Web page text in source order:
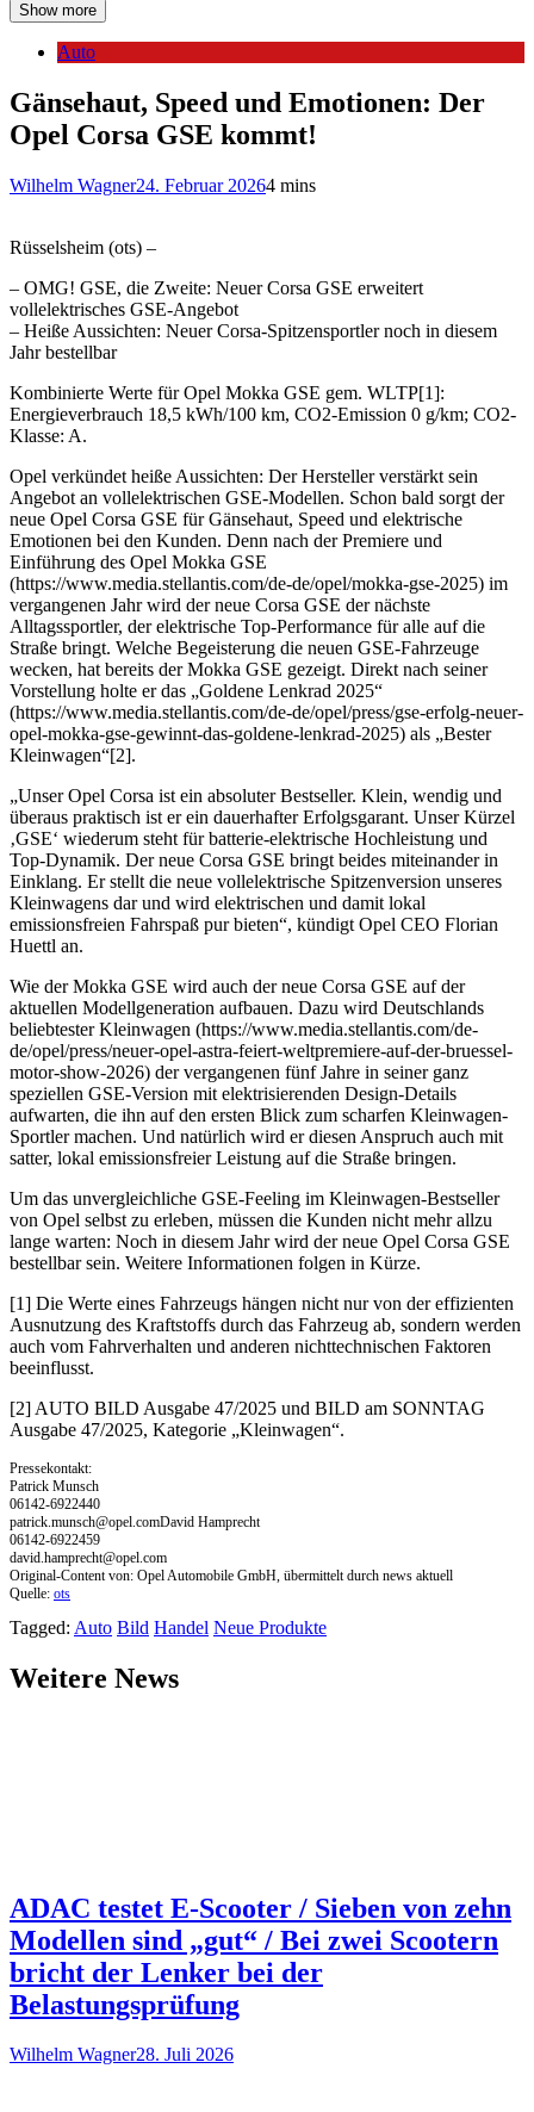
Show more
Auto
Gänsehaut, Speed und Emotionen: Der
Opel Corsa GSE kommt!
Wilhelm Wagner24. Februar 20264 mins
Rüsselsheim (ots) –
– OMG! GSE, die Zweite: Neuer Corsa GSE erweitert
vollelektrisches GSE-Angebot
– Heiße Aussichten: Neuer Corsa-Spitzensportler noch in diesem
Jahr bestellbar
Kombinierte Werte für Opel Mokka GSE gem. WLTP[1]:
Energieverbrauch 18,5 kWh/100 km, CO2-Emission 0 g/km; CO2-
Klasse: A.
Opel verkündet heiße Aussichten: Der Hersteller verstärkt sein
Angebot an vollelektrischen GSE-Modellen. Schon bald sorgt der
neue Opel Corsa GSE für Gänsehaut, Speed und elektrische
Emotionen bei den Kunden. Denn nach der Premiere und
Einführung des Opel Mokka GSE
(https://www.media.stellantis.com/de-de/opel/mokka-gse-2025) im
vergangenen Jahr wird der neue Corsa GSE der nächste
Alltagssportler, der elektrische Top-Performance für alle auf die
Straße bringt. Welche Begeisterung die neuen GSE-Fahrzeuge
wecken, hat bereits der Mokka GSE gezeigt. Direkt nach seiner
Vorstellung holte er das „Goldene Lenkrad 2025“
(https://www.media.stellantis.com/de-de/opel/press/gse-erfolg-neuer-
opel-mokka-gse-gewinnt-das-goldene-lenkrad-2025) als „Bester
Kleinwagen“[2].
„Unser Opel Corsa ist ein absoluter Bestseller. Klein, wendig und
überaus praktisch ist er ein dauerhafter Erfolgsgarant. Unser Kürzel
‚GSE‘ wiederum steht für batterie-elektrische Hochleistung und
Top-Dynamik. Der neue Corsa GSE bringt beides miteinander in
Einklang. Er stellt die neue vollelektrische Spitzenversion unseres
Kleinwagens dar und wird elektrischen und damit lokal
emissionsfreien Fahrspaß pur bieten“, kündigt Opel CEO Florian
Huettl an.
Wie der Mokka GSE wird auch der neue Corsa GSE auf der
aktuellen Modellgeneration aufbauen. Dazu wird Deutschlands
beliebtester Kleinwagen (https://www.media.stellantis.com/de-
de/opel/press/neuer-opel-astra-feiert-weltpremiere-auf-der-bruessel-
motor-show-2026) der vergangenen fünf Jahre in seiner ganz
speziellen GSE-Version mit elektrisierenden Design-Details
aufwarten, die ihn auf den ersten Blick zum scharfen Kleinwagen-
Sportler machen. Und natürlich wird er diesen Anspruch auch mit
satter, lokal emissionsfreier Leistung auf die Straße bringen.
Um das unvergleichliche GSE-Feeling im Kleinwagen-Bestseller
von Opel selbst zu erleben, müssen die Kunden nicht mehr allzu
lange warten: Noch in diesem Jahr wird der neue Opel Corsa GSE
bestellbar sein. Weitere Informationen folgen in Kürze.
[1] Die Werte eines Fahrzeugs hängen nicht nur von der effizienten
Ausnutzung des Kraftstoffs durch das Fahrzeug ab, sondern werden
auch vom Fahrverhalten und anderen nichttechnischen Faktoren
beeinflusst.
[2] AUTO BILD Ausgabe 47/2025 und BILD am SONNTAG
Ausgabe 47/2025, Kategorie „Kleinwagen“.
Pressekontakt:
Patrick Munsch
06142-6922440
patrick.munsch@opel.comDavid Hamprecht
06142-6922459
david.hamprecht@opel.com
Original-Content von: Opel Automobile GmbH, übermittelt durch news aktuell
Quelle: ots
Tagged: Auto Bild Handel Neue Produkte
Weitere News
ADAC testet E-Scooter / Sieben von zehn
Modellen sind „gut“ / Bei zwei Scootern
bricht der Lenker bei der
Belastungsprüfung
Wilhelm Wagner28. Juli 2026